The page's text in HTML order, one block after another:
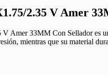
2.35 V Amer
Amer 33MM Con Sellador es
mientras que su material